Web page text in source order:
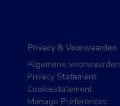
Privacy & Voorwaarden
Algemene voorwaarden
Privacy Statement
Cookiestatement
Manage Preferences